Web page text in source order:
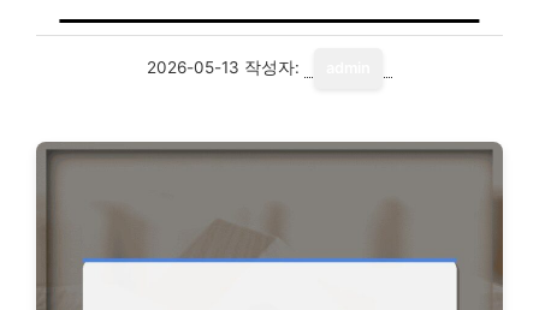
2026-05-13 작성자: